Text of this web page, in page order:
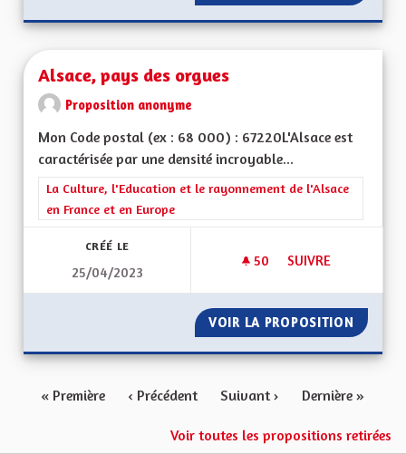
Alsace, pays des orgues
Proposition anonyme
Mon Code postal (ex : 68 000) : 67220L'Alsace est
caractérisée par une densité incroyable...
Filtrer les résultats de la catégorie : La Culture, l'Education et
La Culture, l'Education et le rayonnement de l'Alsace
en France et en Europe
CRÉÉ LE
25/04/2023
50 50 ABONNÉS
SUIVRE
VOIR LA PROPOSITION
« Première ‹ Précédent Suivant › Dernière »
Voir toutes les propositions retirées